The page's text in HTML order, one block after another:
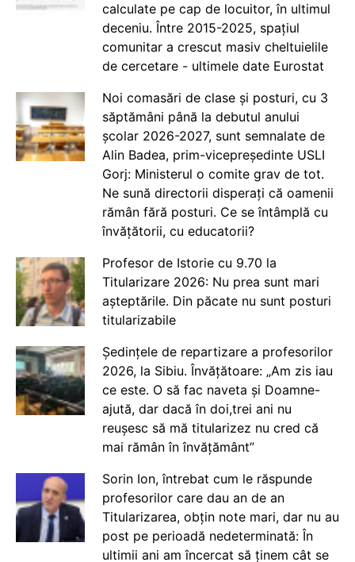
calculate pe cap de locuitor, în ultimul
deceniu. Între 2015-2025, spațiul
comunitar a crescut masiv cheltuielile
de cercetare - ultimele date Eurostat
Noi comasări de clase și posturi, cu 3
săptămâni până la debutul anului
școlar 2026-2027, sunt semnalate de
Alin Badea, prim-vicepreședinte USLI
Gorj: Ministerul o comite grav de tot.
Ne sună directorii disperați că oamenii
rămân fără posturi. Ce se întâmplă cu
învățătorii, cu educatorii?
Profesor de Istorie cu 9.70 la
Titularizare 2026: Nu prea sunt mari
așteptările. Din păcate nu sunt posturi
titularizabile
Ședințele de repartizare a profesorilor
2026, la Sibiu. Învățătoare: „Am zis iau
ce este. O să fac naveta și Doamne-
ajută, dar dacă în doi,trei ani nu
reușesc să mă titularizez nu cred că
mai rămân în învățământ”
Sorin Ion, întrebat cum le răspunde
profesorilor care dau an de an
Titularizarea, obțin note mari, dar nu au
post pe perioadă nedeterminată: În
ultimii ani am încercat să ținem cât se